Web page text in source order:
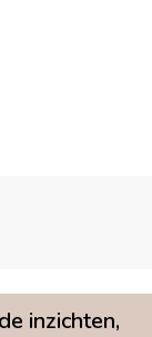
inzichten,